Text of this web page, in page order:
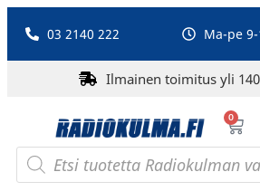
03 2140 222 Ma-pe
Ilmainen toimitus yli
0